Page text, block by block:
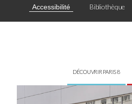
Accessibilité Bibliothèque
DÉCOUVRIR PARIS 8
Panneau de gestion des cookies